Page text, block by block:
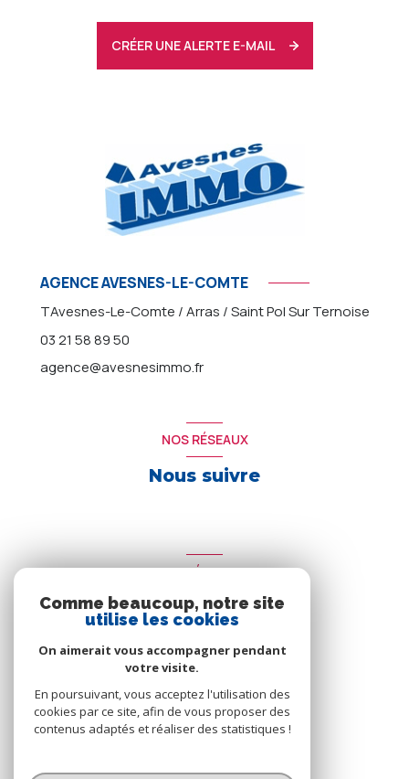
CRÉER UNE ALERTE E-MAIL
AGENCE AVESNES-LE-COMTE
TAvesnes-Le-Comte / Arras / Saint Pol Sur Ternoise
03 21 58 89 50
agence@avesnesimmo.fr
NOS RÉSEAUX
Nous suivre
ADHÉRENTS
Nous adhérons
Comme beaucoup, notre site
utilise les cookies
On aimerait vous accompagner pendant
votre visite.
En poursuivant, vous acceptez l'utilisation des
cookies par ce site, afin de vous proposer des
contenus adaptés et réaliser des statistiques !